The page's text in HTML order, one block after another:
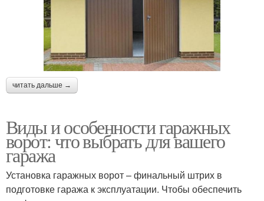
читать дальше →
Виды и особенности гаражных
ворот: что выбрать для вашего
гаража
Установка гаражных ворот – финальный штрих в
подготовке гаража к эксплуатации. Чтобы обеспечить